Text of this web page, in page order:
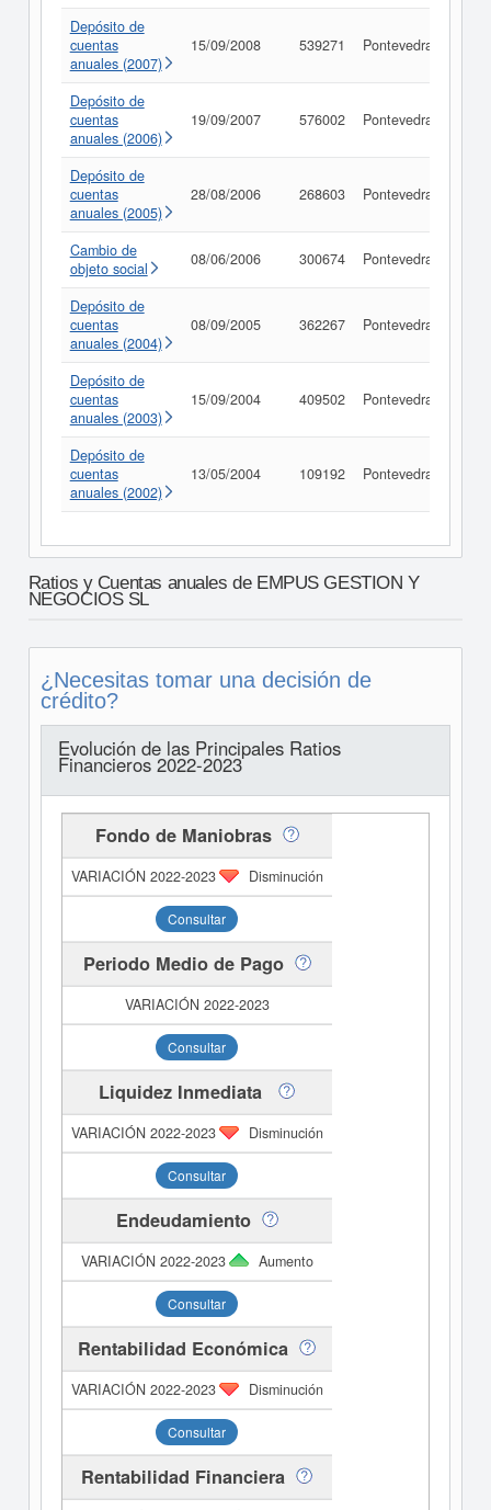
Depósito de
cuentas
anuales (2007)
15/09/2008 539271 Pontevedra
Depósito de
cuentas
anuales (2006)
19/09/2007 576002 Pontevedra
Depósito de
cuentas
anuales (2005)
28/08/2006 268603 Pontevedra
Cambio de
objeto social
08/06/2006 300674 Pontevedra
Depósito de
cuentas
anuales (2004)
08/09/2005 362267 Pontevedra
Depósito de
cuentas
anuales (2003)
15/09/2004 409502 Pontevedra
Depósito de
cuentas
anuales (2002)
13/05/2004 109192 Pontevedra
Ratios y Cuentas anuales de EMPUS GESTION Y
NEGOCIOS SL
¿Necesitas tomar una decisión de
crédito?
Evolución de las Principales Ratios
Financieros 2022-2023
Fondo de Maniobras
Disminución
Consultar
Periodo Medio de Pago
Consultar
Liquidez Inmediata
Disminución
Consultar
Endeudamiento
Aumento
Consultar
Rentabilidad Económica
Disminución
Consultar
Rentabilidad Financiera